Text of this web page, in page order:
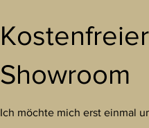
Showroom
Ich möchte mich erst einmal